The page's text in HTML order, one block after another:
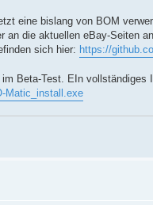
eine bislang von BOM
an die aktuellen eBay-Seiten
sich hier: https://
Beta-Test. EIn vollständiges
Matic_install.exe